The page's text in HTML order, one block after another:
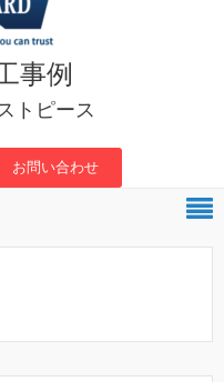
事例
トピース
お問い合わせ